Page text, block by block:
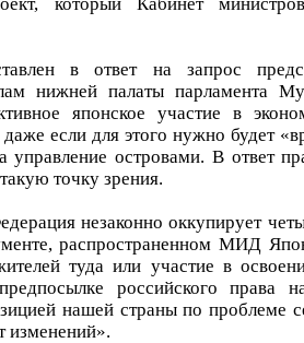
в ответ на запрос
нижней палаты парламента
японское участие в
если для этого нужно будет
управление островами. В ответ
точку зрения.
незаконно оккупирует
распространенном МИД
туда или участие в
российского права
нашей страны по проблеме
изменений».